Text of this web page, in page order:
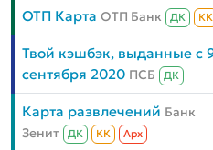
ОТП Карта ОТП Банк ДК КК
Твой кэшбэк, выданные с
сентября 2020 ПСБ ДК
Карта развлечений Банк
Зенит
ДК КК Aрх